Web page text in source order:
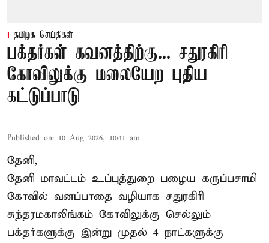
தமிழக செய்திகள்
பக்தர்கள் கவனத்திற்கு... சதுரகிரி
கோவிலுக்கு மலையேற புதிய
கட்டுப்பாடு
Published on: 10 Aug 2026, 10:41 am
தேனி,
தேனி மாவட்டம் உப்புத்துறை பழைய கருப்பசாமி
கோவில் வனப்பாதை வழியாக சதுரகிரி
சுந்தரமகாலிங்கம் கோவிலுக்கு செல்லும்
பக்தர்களுக்கு இன்று முதல் 4 நாட்களுக்கு